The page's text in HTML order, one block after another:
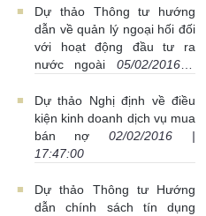
23:39:00
Dự thảo Thông tư hướng
dẫn về quản lý ngoại hối đối
với hoạt động đầu tư ra
nước ngoài
05/02/2016 |
Dự thảo Nghị định về điều
kiện kinh doanh dịch vụ mua
bán nợ
02/02/2016 |
17:47:00
Dự thảo Thông tư Hướng
dẫn chính sách tín dụng